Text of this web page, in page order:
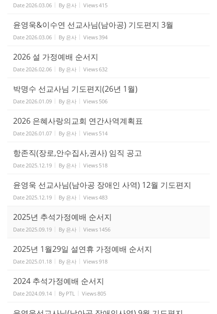
Date 2026.03.06 By 은사 Views415
윤영욱&이수연 선교사님(남아공) 기도편지 3월
Date 2026.03.06 By 은사 Views 394
2026 설 가정예배 순서지
Date 2026.02.06 By 은사 Views632
박명수 선교사님 기도편지(26년 1월)
Date 2026.01.09 By 은사 Views 506
2026 은혜사랑의교회 연간사역계획표
Date 2026.01.07 By 은사 Views 514
항존직(장로,안수집사,권사) 임직 공고
Date 2025.12.19 By 은사 Views 518
윤영욱 선교사님(남아공 장애인 사역) 12월 기도편지
Date 2025.12.19 By 은사 Views483
2025년 추석가정예배 순서지
Date 2025.09.19 By 은사 Views 1456
2025년 1월29일 설연휴 가정예배 순서지
Date 2025.01.18 By 은사 Views918
2024 추석가정예배 순서지
Date 2024.09.14 By PTL Views805